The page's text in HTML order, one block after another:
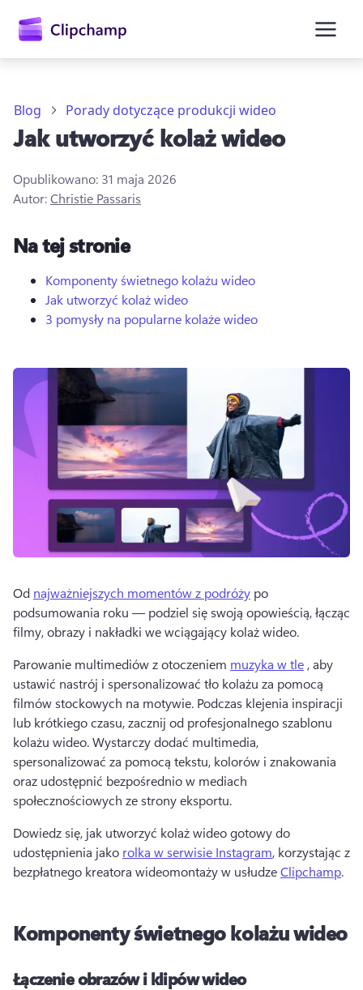
głównej
Wypróbuj bezpłatnie
Blog Porady dotyczące produkcji wideo
Jak utworzyć kolaż wideo
Opublikowano: 31 maja 2026
Autor:Christie Passaris
Na tej stronie
Komponenty świetnego kolażu wideo
Jak utworzyć kolaż wideo
3 pomysły na popularne kolaże wideo
Od najważniejszych momentów z podróży po
podsumowania roku — podziel się swoją opowieścią, łącząc
filmy, obrazy i nakładki we wciągający kolaż wideo.
Parowanie multimediów z otoczeniem muzyka w tle , aby
ustawić nastrój i spersonalizować tło kolażu za pomocą
filmów stockowych na motywie. Podczas klejenia inspiracji
lub krótkiego czasu, zacznij od profesjonalnego szablonu
kolażu wideo. Wystarczy dodać multimedia,
spersonalizować za pomocą tekstu, kolorów i znakowania
oraz udostępnić bezpośrednio w mediach
społecznościowych ze strony eksportu.
Dowiedz się, jak utworzyć kolaż wideo gotowy do
udostępnienia jako rolka w serwisie Instagram, korzystając z
bezpłatnego kreatora wideomontaży w usłudze Clipchamp.
Komponenty świetnego kolażu wideo
Łączenie obrazów i klipów wideo